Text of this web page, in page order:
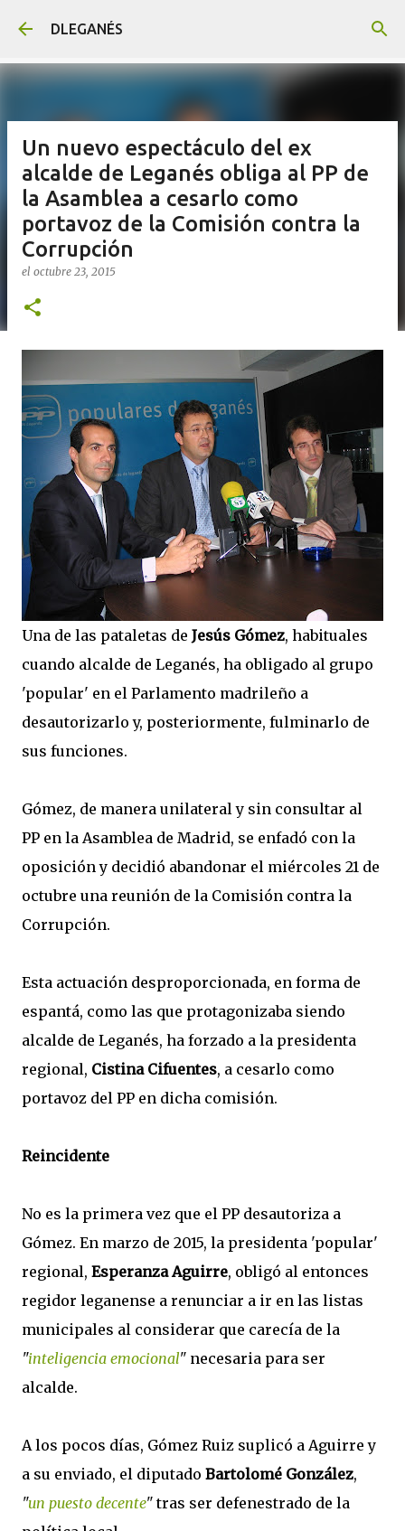
DLEGANÉS
Un nuevo espectáculo del ex
alcalde de Leganés obliga al PP de
la Asamblea a cesarlo como
portavoz de la Comisión contra la
Corrupción
el octubre 23, 2015
Una de las pataletas de Jesús Gómez, habituales
cuando alcalde de Leganés, ha obligado al grupo
'popular' en el Parlamento madrileño a
desautorizarlo y, posteriormente, fulminarlo de
sus funciones.
Gómez, de manera unilateral y sin consultar al
PP en la Asamblea de Madrid, se enfadó con la
oposición y decidió abandonar el miércoles 21 de
octubre una reunión de la Comisión contra la
Corrupción.
Esta actuación desproporcionada, en forma de
espantá, como las que protagonizaba siendo
alcalde de Leganés, ha forzado a la presidenta
regional, Cistina Cifuentes, a cesarlo como
portavoz del PP en dicha comisión.
Reincidente
No es la primera vez que el PP desautoriza a
Gómez. En marzo de 2015, la presidenta 'popular'
regional, Esperanza Aguirre, obligó al entonces
regidor leganense a renunciar a ir en las listas
municipales al considerar que carecía de la
"inteligencia emocional" necesaria para ser
alcalde.
A los pocos días, Gómez Ruiz suplicó a Aguirre y
a su enviado, el diputado Bartolomé González,
"un puesto decente"tras ser defenestrado de la